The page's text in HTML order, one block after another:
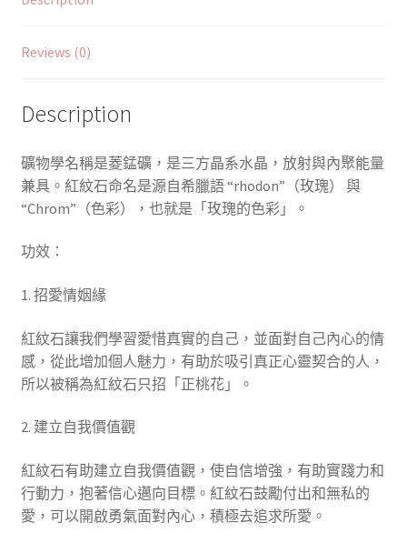
Reviews (0)
Description
礦物學名稱是菱錳礦，是三方晶系水晶，放射與內聚能量
兼具。紅紋石命名是源自希臘語 “rhodon”（玫瑰） 與
“Chrom”（色彩），也就是「玫瑰的色彩」。
功效：
1. 招愛情姻緣
紅紋石讓我們學習愛惜真實的自己，並面對自己內心的情
感，從此增加個人魅力，有助於吸引真正心靈契合的人，
所以被稱為紅紋石只招「正桃花」。
2. 建立自我價值觀
紅紋石有助建立自我價值觀，使自信增強，有助實踐力和
行動力，抱著信心邁向目標。紅紋石鼓勵付出和無私的
愛，可以開啟勇氣面對內心，積極去追求所愛。